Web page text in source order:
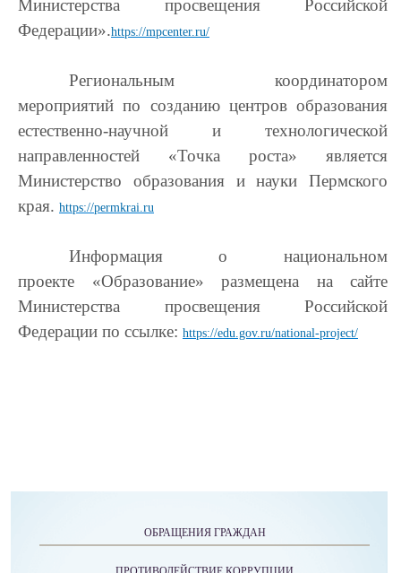
Министерства просвещения Российской
Федерации».https://mpcenter.ru/
Региональным координатором
мероприятий по созданию центров образования
естественно-научной и технологической
направленностей «Точка роста» является
Министерство образования и науки Пермского
края. https://permkrai.ru
Информация о национальном
проекте «Образование» размещена на сайте
Министерства просвещения Российской
Федерации по ссылке: https://edu.gov.ru/national-project/
ОБРАЩЕНИЯ ГРАЖДАН